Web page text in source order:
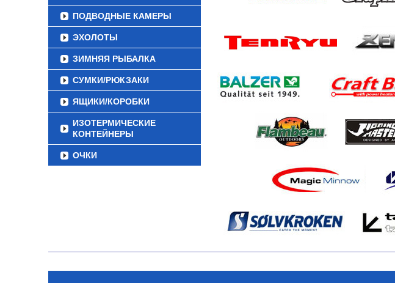
ПОДВОДНЫЕ КАМЕРЫ
ЭХОЛОТЫ
ЗИМНЯЯ РЫБАЛКА
СУМКИ/РЮКЗАКИ
ЯЩИКИ/КОРОБКИ
ИЗОТЕРМИЧЕСКИЕ
КОНТЕЙНЕРЫ
ОЧКИ